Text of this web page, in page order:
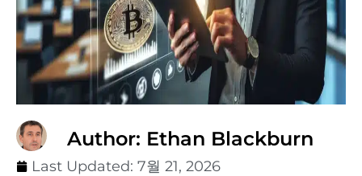
Author: Ethan Blackburn
Last Updated: 7월 21, 2026